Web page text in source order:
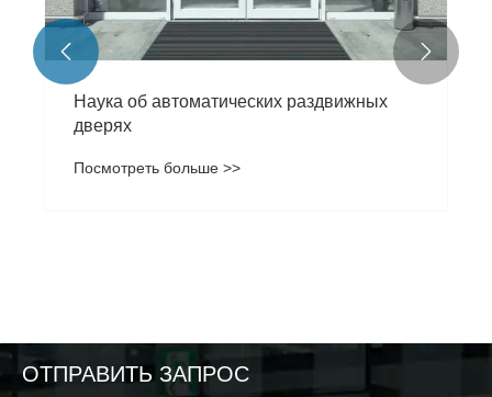
Наука об автоматических раздвижных
дверях
Посмотреть больше >>
 
ОТПРАВИТЬ ЗАПРОС